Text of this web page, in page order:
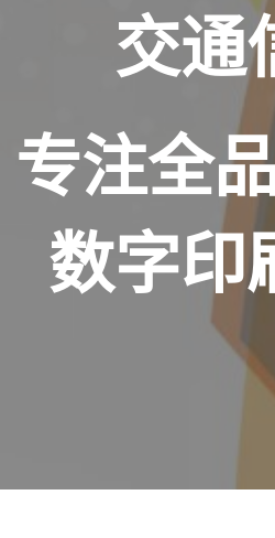
交通
专注全
数字印